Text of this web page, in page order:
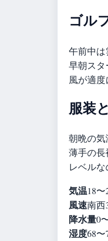
ゴル
午前中は
早朝スタ
風が適
服装
朝晩の気
薄手の長
レベル
気温18
風速南西
降水量0
湿度68